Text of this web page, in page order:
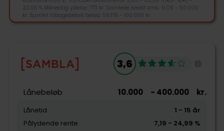
Bank Norwegian er en internetbaseret bank for
private kunder. De sælger enkle ind- og
bedste løsninger til køb og brug af finansielle
tjenester online.
+45 70801100
Snarøyveien 36, 1364 Fornebu, Norge
22,06 % Månedlig ydelse: 773 kr. Samlede kredit omk.: 9.178 - 50.000
kr. Samlet tilbagebetalt beløb: 59.178 - 100.000 kr.
4,6
Tilgængelighed
3,6
Lånebeløb 10.000 - 400.000 kr.
Lånetid 1 - 15 år
Pålydende rente
7,19 - 24,99 %